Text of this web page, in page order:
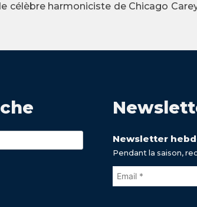
harmoniciste de Chicago
Newsletter
Pendant la saison,